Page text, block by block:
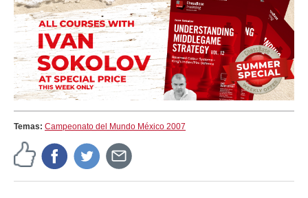
Temas: Campeonato del Mundo México 2007